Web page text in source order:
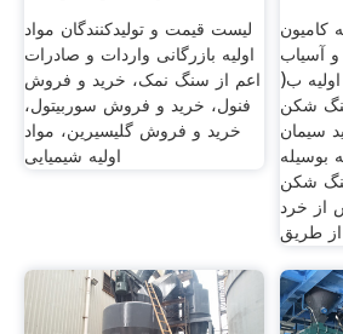
لیست قیمت و تولیدکنندگان مواد
اولیه بازرگانی واردات و صادرات
اعم از سنگ نمک، خرید و فروش
فنول، خرید و فروش سوربیتول،
خرید و فروش گلیسیرین، مواد
اولیه شیمیایی
کامیون
آسیاب
اولیه ب(
شکن
سیمان
بوسیله
شکن
از خرد
طریق